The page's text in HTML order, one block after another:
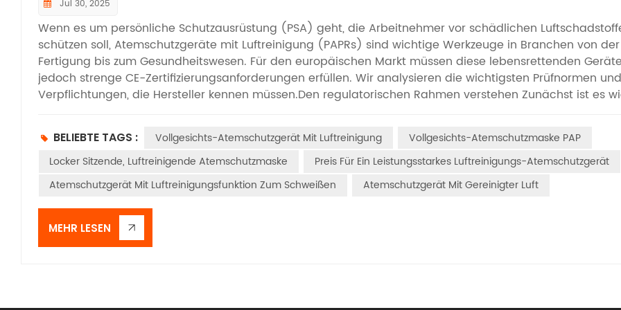
Jul 30, 2025
Wenn es um persönliche Schutzausrüstung (PSA) geht, die Arbeitnehmer vor schädlichen
schützen soll, Atemschutzgeräte mit Luftreinigung (PAPRs) sind wichtige Werkzeuge in Branchen von der
Fertigung bis zum Gesundheitswesen. Für den europäischen Markt müssen diese lebensrettenden Geräte
jedoch strenge CE-Zertifizierungsanforderungen erfüllen. Wir analysieren die wichtigsten Prüfnormen und
Verpflichtungen, die Hersteller kennen müssen.​Den regulatorischen Rahmen verstehen​ Zunächst ist es
Verordnung (EU) 2016/425 als PSA der Kategorie III eingestuft. Diese Klassifizierung gilt für
deren Versagen zu schweren Verletzungen oder zum Tod führen kann. Die Einhaltung der Vorschriften ist
unerlässlich.​PSA der Kategorie III erfordert strenge Tests und die Überwachung durch eine Benannte
eine EU-akkreditierte Organisation, die zur Überprüfung der Konformität befugt ist. Eine Selbsterklärung
hier nicht aus; eine Validierung durch Dritte ist zwingend erforderlich.​ Kernnormen: EN 12941 und darüber
Die Grundlage der CE-Prüfung für PAPRs bildet die europäische Norm EN 12941:2001+A1:2009, die speziell für
gebläsebetriebene Atemschutzgeräte gilt. Diese Norm legt Leistungs-, Sicherheits- und Designkriterien
BELIEBTE TAGS : Vollgesichts-Atemschutzgerät Mit Luftreinigung
Vollgesichts-Atemschutzmaske PAP
Locker Sitzende, Luftreinigende Atemschutzmaske
Preis Für Ein Leistungsstarkes Luftreinigungs-Atemschutzgerät
Atemschutzgerät Mit Luftreinigungsfunktion Zum Schweißen
Atemschutzgerät Mit Gereinigter Luft
MEHR LESEN